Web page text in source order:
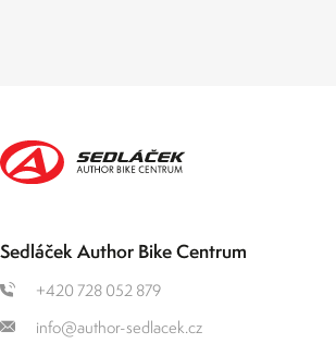
Sedláček Author Bike Centrum
+420 728 052 879
info@author-sedlacek.cz